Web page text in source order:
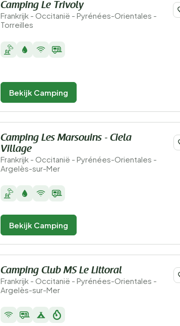
Camping Le Trivoly
Frankrijk - Occitanië - Pyrénées-Orientales -
Torreilles
Bekijk Camping
Camping Les Marsouins - Ciela
Village
Frankrijk - Occitanië - Pyrénées-Orientales -
Argelès-sur-Mer
Bekijk Camping
Camping Club MS Le Littoral
Frankrijk - Occitanië - Pyrénées-Orientales -
Argelès-sur-Mer